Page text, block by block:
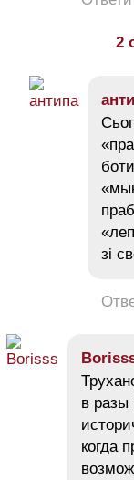
2
зі
в разы
когда